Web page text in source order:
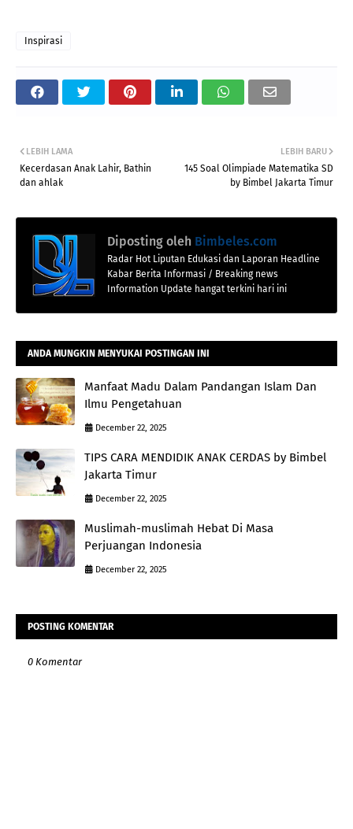
Inspirasi
LEBIH BARU
145 Soal Olimpiade Matematika SD
by Bimbel Jakarta Timur
LEBIH LAMA
Kecerdasan Anak Lahir, Bathin
dan ahlak
Diposting oleh Bimbeles.com
Radar Hot Liputan Edukasi dan Laporan Headline
Kabar Berita Informasi / Breaking news
Information Update hangat terkini hari ini
ANDA MUNGKIN MENYUKAI POSTINGAN INI
Manfaat Madu Dalam Pandangan Islam Dan
Ilmu Pengetahuan
December 22, 2025
TIPS CARA MENDIDIK ANAK CERDAS by Bimbel
Jakarta Timur
December 22, 2025
Muslimah-muslimah Hebat Di Masa
Perjuangan Indonesia
December 22, 2025
POSTING KOMENTAR
0 Komentar